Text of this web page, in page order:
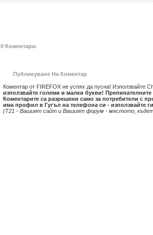
0 Коментара:
Публикуване На Коментар
Коментар от FIREFOX не успях да пусна! Използвайте
използвайте големи и малки букви!
Коментарите са разрешени само за потребители с
има профил в Гугъл на телефона си - използвайте
(Т21 - Вашият сайт и Вашият форум - мястото,